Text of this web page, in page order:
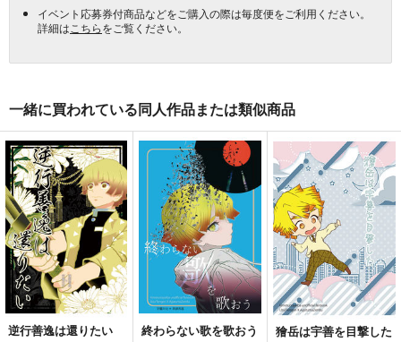
イベント応募券付商品などをご購入の際は毎度便をご利用ください。
詳細は こちらをご覧ください。
一緒に買われている同人作品または類似商品
逆行善逸は還りたい 終わらない歌を歌おう 獪岳は宇善を目撃した